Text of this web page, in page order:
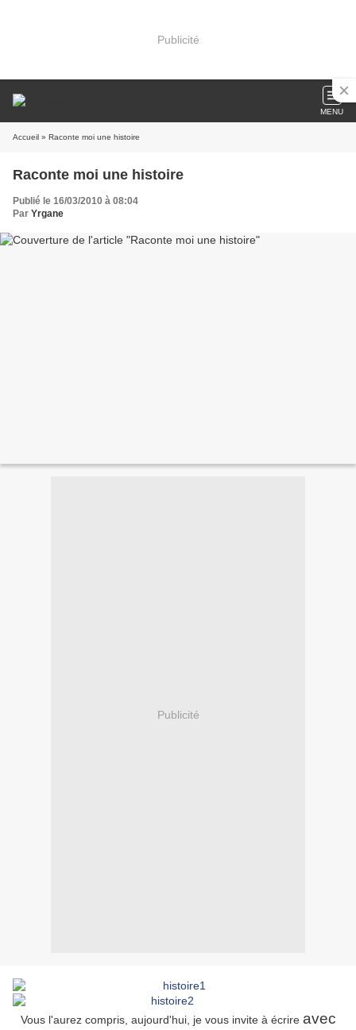
Publicité
MENU
Accueil » Raconte moi une histoire
Raconte moi une histoire
Publié le 16/03/2010 à 08:04
Par Yrgane
Publicité
Vous l'aurez compris, aujourd'hui, je vous invite à écrire avec